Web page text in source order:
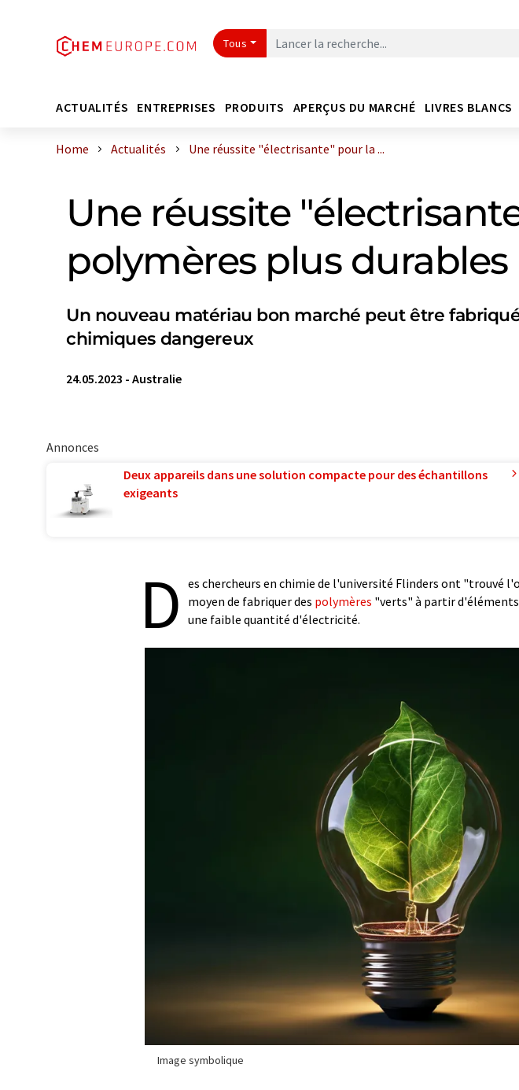
Tous
ACTUALITÉS ENTREPRISES PRODUITS APERÇUS DU MARCHÉ LIVRES BLANCS
Home Actualités Une réussite "électrisante" pour la ...
Une réussite
polymères plus durables
Un nouveau matériau bon marché peut être
chimiques dangereux
24.05.2023 - Australie
Annonces
Deux appareils dans une solution compacte pour des échantillons
exigeants
D es chercheurs en chimie de l'université Flinders ont "trouvé
moyen de fabriquer des polymères "verts" à partir d'éléments
une faible quantité d'électricité.
Image symbolique